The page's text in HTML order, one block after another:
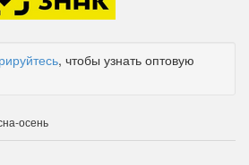
, чтобы узнать оптовую
осень